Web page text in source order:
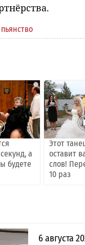
пьянство
i
а
будете
Этот
оставит
слов!
10 раз
6 августа